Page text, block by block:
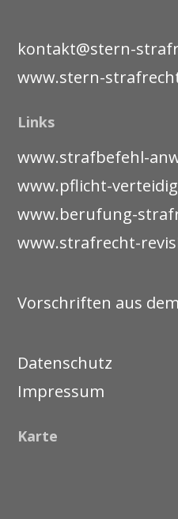
kontakt@stern-
www.stern-
Links
www.strafbefehl-
www.pflicht-
www.berufung-
www.strafrecht-
Vorschriften aus
Datenschutz
Impressum
Karte